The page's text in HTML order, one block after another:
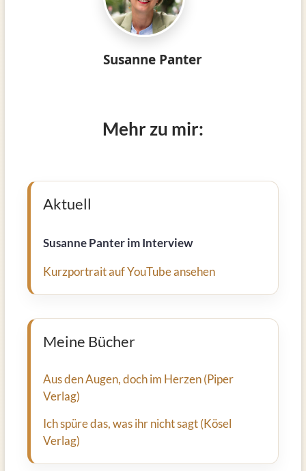
Susanne Panter
Mehr zu mir:
Aktuell
Susanne Panter im Interview
Kurzportrait auf YouTube ansehen
Meine Bücher
Aus den Augen, doch im Herzen (Piper
Verlag)
Ich spüre das, was ihr nicht sagt (Kösel
Verlag)